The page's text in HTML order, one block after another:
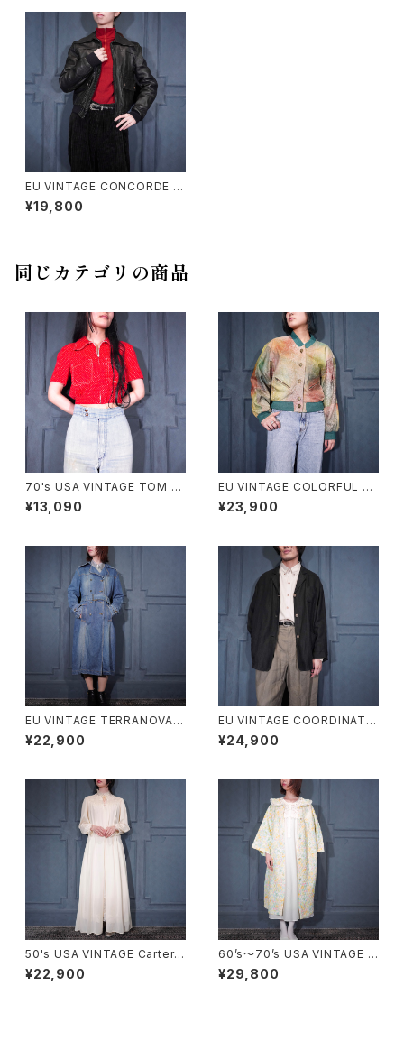
EU VINTAGE CONCORDE L
EATHER ZIP UP BLOUSON/
ヨーロッパ古着レザージップアッ
¥19,800
同じカテゴリの商品
70's USA VINTAGE TOM B
OY DOT PATTRNED SHOR
T LENGTH HALF SLEEVE ZI
ト丈半袖ジップアップシャツブル
¥13,090
EU VINTAGE COLORFUL G
RADATION DESIGN LEATHE
R BLOUSON/ヨーロッパ古着
¥23,900
EU VINTAGE TERRANOVA B
ELTED DESIGN DENIM TRE
NCH COAT/ヨーロッパ古着ベ
¥22,900
EU VINTAGE COORDINATE
S BY Gil Bret DARK NAVY C
OLOR LINEN DESIGN JACK
¥24,900
50's USA VINTAGE Carter's
DU PONT LACE DESIGN SH
EER NIGHTY DRESS GOW
¥22,900
60’s〜70’s USA VINTAGE F
LOWER PATTERNED LACE
COLLAR DESIGN NIGHTY D
¥29,800